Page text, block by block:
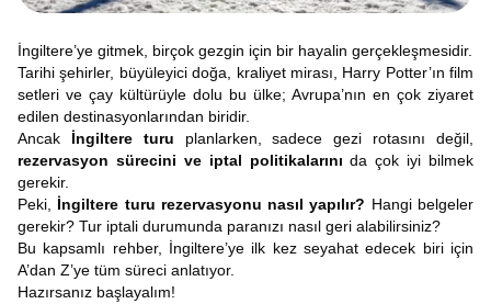
İngiltere’ye gitmek, birçok gezgin için bir hayalin gerçekleşmesidir.
Tarihi şehirler, büyüleyici doğa, kraliyet mirası, Harry Potter’ın film
setleri ve çay kültürüyle dolu bu ülke; Avrupa’nın en çok ziyaret
edilen destinasyonlarından biridir.
Ancak İngiltere turu planlarken, sadece gezi rotasını değil,
rezervasyon sürecini ve iptal politikalarını da çok iyi bilmek
gerekir.
Peki, İngiltere turu rezervasyonu nasıl yapılır? Hangi belgeler
gerekir? Tur iptali durumunda paranızı nasıl geri alabilirsiniz?
Bu kapsamlı rehber, İngiltere’ye ilk kez seyahat edecek biri için
A’dan Z’ye tüm süreci anlatıyor.
Hazırsanız başlayalım!